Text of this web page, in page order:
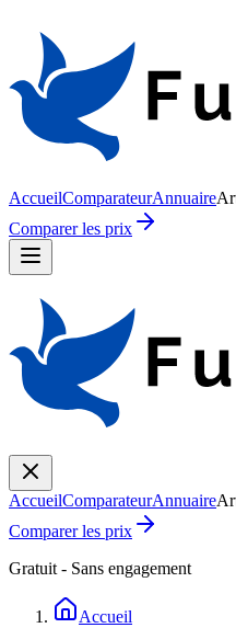
AccueilComparateurAnnuaire
Comparer les prix
AccueilComparateurAnnuaire
Comparer les prix
Gratuit - Sans engagement
Accueil